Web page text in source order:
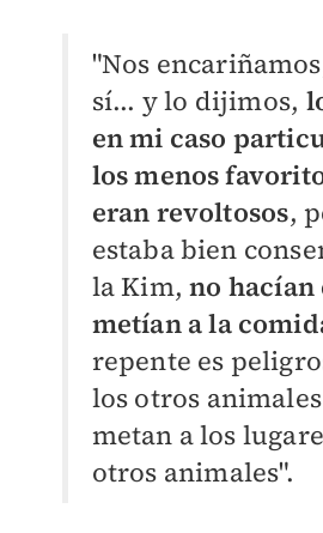
"Nos
sí... y lo dijimos,
en mi caso
los menos
eran revoltosos,
estaba bien
la Kim, no hacían
metían a la
repente es
los otros
metan a los
otros animales".